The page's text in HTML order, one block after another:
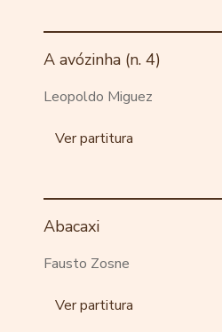
A avózinha (n. 4)
Leopoldo Miguez
Ver partitura
Abacaxi
Fausto Zosne
Ver partitura